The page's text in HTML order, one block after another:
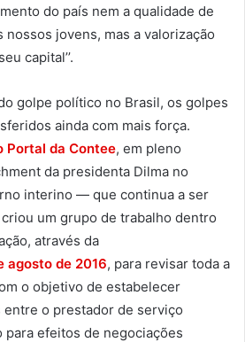
do país nem a qualidade de
jovens, mas a valorização
capital’’.
golpe político no Brasil, os golpes
ainda com mais força.
Portal da Contee, em pleno
da presidenta Dilma no
interino — que continua a ser
um grupo de trabalho dentro
através da
agosto de 2016, para revisar toda a
o objetivo de estabelecer
entre o prestador de serviço
para efeitos de negociações